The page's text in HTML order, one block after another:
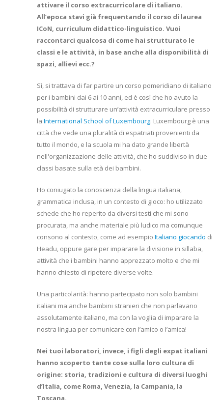
attivare il corso extracurricolare di italiano.
All’epoca stavi già frequentando il corso di laurea
ICoN, curriculum didattico-linguistico. Vuoi
raccontarci qualcosa di come hai strutturato le
classi e le attività, in base anche alla disponibilità di
spazi, allievi ecc.?
Sì, si trattava di far partire un corso pomeridiano di italiano
per i bambini dai 6 ai 10 anni, ed è così che ho avuto la
possibilità di strutturare un’attività extracurriculare presso
la International School of Luxembourg. Luxembourg è una
città che vede una pluralità di espatriati provenienti da
tutto il mondo, e la scuola mi ha dato grande libertà
nell'organizzazione delle attività, che ho suddiviso in due
classi basate sulla età dei bambini.
Ho coniugato la conoscenza della lingua italiana,
grammatica inclusa, in un contesto di gioco: ho utilizzato
schede che ho reperito da diversi testi che mi sono
procurata, ma anche materiale più ludico ma comunque
consono al contesto, come ad esempio Italiano giocando di
Headu, oppure gare per imparare la divisione in sillaba,
attività che i bambini hanno apprezzato molto e che mi
hanno chiesto di ripetere diverse volte.
Una particolarità: hanno partecipato non solo bambini
italiani ma anche bambini stranieri che non parlavano
assolutamente italiano, ma con la voglia di imparare la
nostra lingua per comunicare con l’amico o l’amica!
Nei tuoi laboratori, invece, i figli degli expat italiani
hanno scoperto tante cose sulla loro cultura di
origine: storia, tradizioni e cultura di diversi luoghi
d’Italia, come Roma, Venezia, la Campania, la
Toscana.